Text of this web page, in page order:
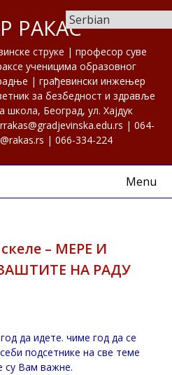
РАКАС
струке | професор суве
ученицима образовног
| грађевински инжењер
за безбедност и здравље
школа, Београд, ул. Хајдук
| 064-
| 066-334-224
Menu
– МЕРЕ И
НА РАДУ
да идете. чиме год да се
подсетнике на све теме
су Вам важне.